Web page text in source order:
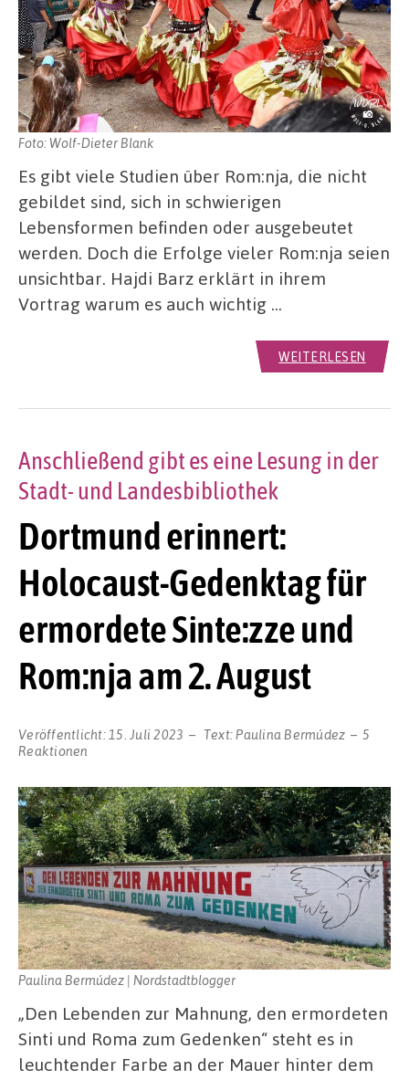
Foto: Wolf-Dieter Blank
Es gibt viele Studien über Rom:nja, die nicht
gebildet sind, sich in schwierigen
Lebensformen befinden oder ausgebeutet
werden. Doch die Erfolge vieler Rom:nja seien
unsichtbar. Hajdi Barz erklärt in ihrem
Vortrag warum es auch wichtig …
WEITERLESEN
Dortmund erinnert:
Holocaust-Gedenktag für
ermordete Sinte:zze und
Rom:nja am 2. August
Anschließend gibt es eine Lesung in der
Stadt- und Landesbibliothek
Veröffentlicht: 15. Juli 2023 Text:Paulina Bermúdez
5
Reaktionen
Paulina Bermúdez | Nordstadtblogger
„Den Lebenden zur Mahnung, den ermordeten
Sinti und Roma zum Gedenken“ steht es in
leuchtender Farbe an der Mauer hinter dem